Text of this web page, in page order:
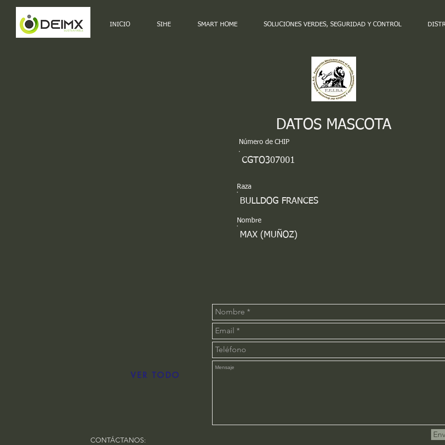
INICIO SIHE SMART HOME SOLUCIONES VERDES, SEGURIDAD Y CONTROL
DATOS MASCOTA
Número de CHIP
CGTO307001
Raza
BULLDOG FRANCES
Nombre
MAX (MUÑOZ)
CONTÁCTANOS:
VER TODO